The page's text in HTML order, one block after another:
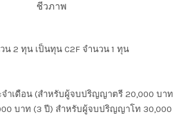
ชีวภาพ
2 ทุน เป็นทุน C2F จำนวน 1 ทุน
เดือน (สำหรับผู้จบปริญญาตรี 20,000 บาท
บาท (3 ปี) สำหรับผู้จบปริญญาโท 30,000